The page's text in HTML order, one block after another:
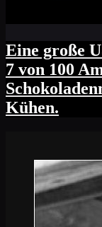
Eine große
7 von 100
Kühen.